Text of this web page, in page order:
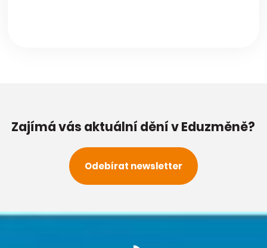
Zajímá vás aktuální dění v Eduzměně?
Odebírat newsletter